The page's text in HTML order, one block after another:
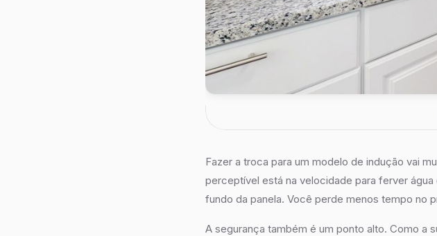
Fazer a troca para um modelo de indução vai
perceptível está na velocidade para ferver
fundo da panela. Você perde menos tempo no
A segurança também é um ponto alto. Como a